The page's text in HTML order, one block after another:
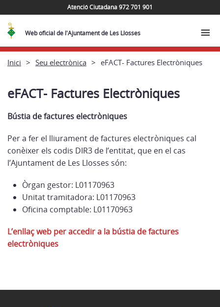
Atenció Ciutadana 972 701 901
Web oficial de l'Ajuntament de Les Llosses
Inici Seu electrònica eFACT- Factures Electròniques
eFACT- Factures Electròniques
Bústia de factures electròniques
Per a fer el lliurament de factures electròniques cal
conèixer els codis DIR3 de l’entitat, que en el cas
l’Ajuntament de Les Llosses són:
Òrgan gestor: L01170963
Unitat tramitadora: L01170963
Oficina comptable: L01170963
L’enllaç web per accedir a la bústia de factures
electròniques